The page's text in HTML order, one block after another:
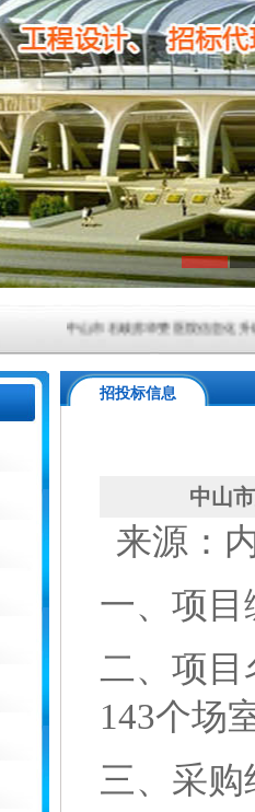
中山市石岐苏华赞医院信息化升级
中山市火炬科学技术学校云实训室
中山市小榄镇2026-2028学年镇属
湖南银行2026年运营应用类系统
广东清远农村商业银行股份有限公
中山市火炬科学技术学校（南朗校
湖南银行2026年零售应用类系统
招投标信息
中山
来源：
一、 项目
二、 项目
143个场
三、 采购